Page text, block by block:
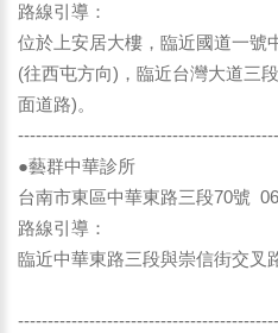
路線引導：
位於上安居大樓，臨近國道一號
(往西屯方向)，臨近台灣大道三
面道路)。
●藝群中華診所
台南市東區中華東路三段70號
路線引導：
臨近中華東路三段與崇信街交叉